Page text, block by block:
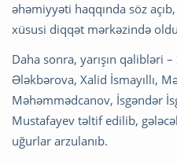
əhəmiyyəti haqqında söz
xüsusi diqqət mərkəzində
Daha sonra, yarışın qalibləri
Ələkbərova, Xalid İsmayıllı,
Məhəmmədcanov, İsgəndər
Mustafayev təltif edilib,
uğurlar arzulanıb.